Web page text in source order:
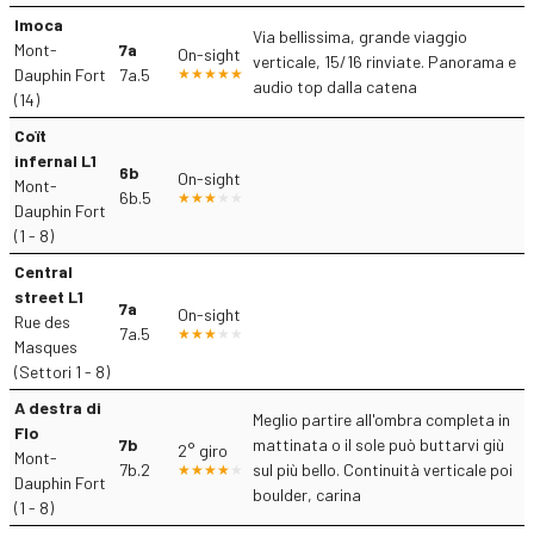
Imoca
Mont-
Dauphin Fort
(14)
7a
7a.5
On-sight
Via bellissima, grande viaggio
verticale, 15/16 rinviate. Panorama e
audio top dalla catena
Coït
infernal L1
Mont-
Dauphin Fort
(1 - 8)
6b
6b.5
On-sight
Central
street L1
Rue des
Masques
(Settori 1 - 8)
7a
7a.5
On-sight
A destra di
Flo
Mont-
Dauphin Fort
(1 - 8)
7b
7b.2
2° giro
Meglio partire all'ombra completa in
mattinata o il sole può buttarvi giù
sul più bello. Continuità verticale poi
boulder, carina